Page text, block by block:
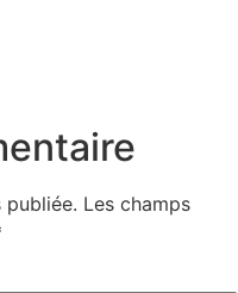
publiée. Les champs